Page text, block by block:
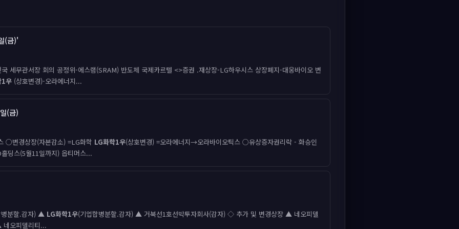
(금)'
세무관서장 회의 공정위-에스램(SRAM) 반도체 국제카르텔 <>증권 .재상장-LG하우시스 상장폐지-대웅바이오 변
1우 (상호변경)-오라에너지...
(금)
○변경상장(자본감소) =LG화학 LG화학1우(상호변경) =오라에너지→오라바이오틱스 ○유상증자권리락 - 화승인
딩스(5월11일까지) 옵티머스...
분할.감자) ▲ LG화학1우(기업합병분할.감자) ▲ 거북선1호선박투자회사(감자) ◇ 추가 및 변경상장 ▲ 네오피델
오피델리티...